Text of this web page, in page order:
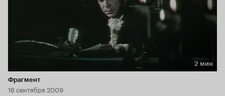
Длительность 2 мин
2 мин
Фрагмент
16 сентября 2009